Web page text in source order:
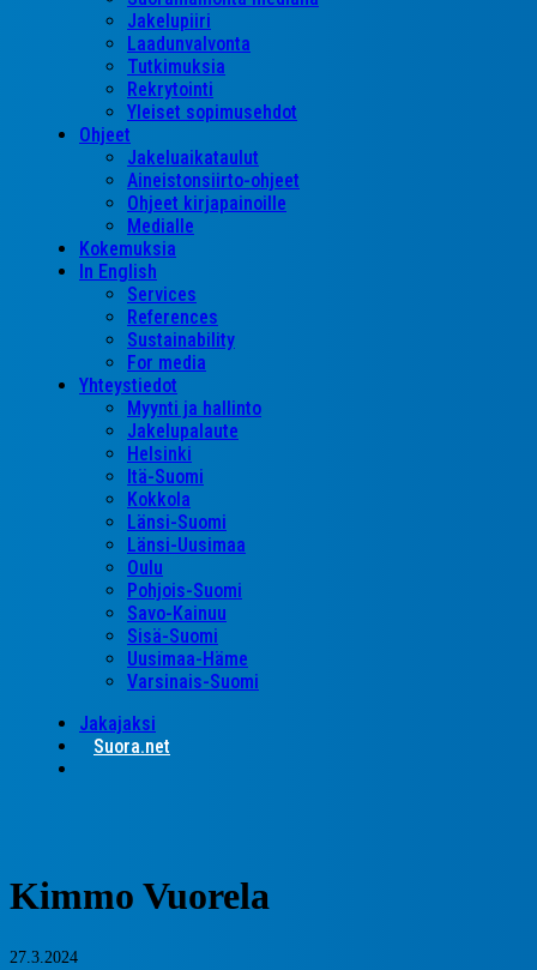
Jakelupiiri
Laadunvalvonta
Tutkimuksia
Rekrytointi
Yleiset sopimusehdot
Ohjeet
Jakeluaikataulut
Aineistonsiirto-ohjeet
Ohjeet kirjapainoille
Medialle
Kokemuksia
In English
Services
References
Sustainability
For media
Yhteystiedot
Myynti ja hallinto
Jakelupalaute
Helsinki
Itä-Suomi
Kokkola
Länsi-Suomi
Länsi-Uusimaa
Oulu
Pohjois-Suomi
Savo-Kainuu
Sisä-Suomi
Uusimaa-Häme
Varsinais-Suomi
Jakajaksi
Suora.net
Kimmo Vuorela
27.3.2024